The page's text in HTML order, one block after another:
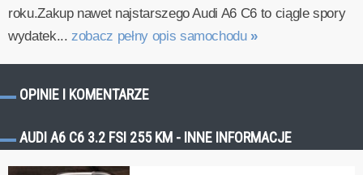
roku.Zakup nawet najstarszego Audi A6 C6 to ciągle spory
wydatek...zobacz pełny opis samochodu »
OPINIE I KOMENTARZE
AUDI A6 C6 3.2 FSI 255 KM - INNE INFORMACJE